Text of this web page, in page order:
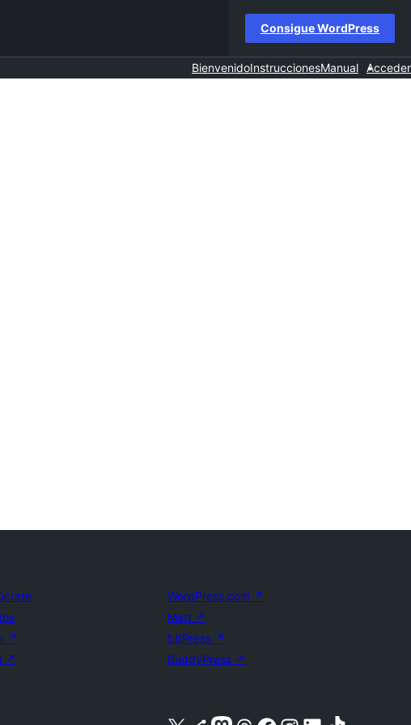
Consigue WordPress
BienvenidoInstruccionesManual Acceder
↗
↗
WordPress.com ↗
Matt ↗
bbPress ↗
BuddyPress ↗